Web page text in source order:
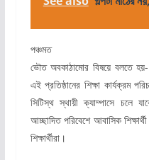
পঞ্চমত
ভৌত অবকাঠামোর বিষয়ে বলতে হয়-
এই প্রতিষ্ঠানের শিক্ষা কার্যক্রম
সিটিস্থ স্থায়ী ক্যাম্পাসে চলে
আচ্ছাদিত পরিবেশে আবাসিক
শিক্ষার্থীরা।